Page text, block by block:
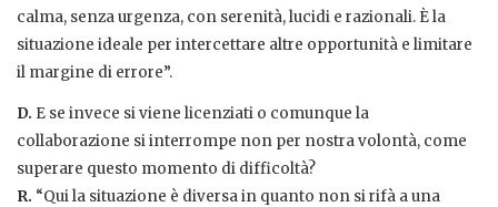
calma, senza urgenza, con serenità, lucidi e razionali. È la
situazione ideale per intercettare altre opportunità e limitare
il margine di errore”.
D. E se invece si viene licenziati o comunque la
collaborazione si interrompe non per nostra volontà, come
superare questo momento di difficoltà?
R. “Qui la situazione è diversa in quanto non si rifà a una